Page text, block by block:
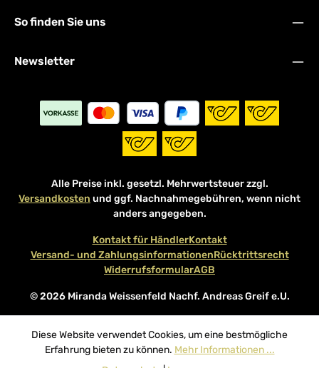
So finden Sie uns
Newsletter
Alle Preise inkl. gesetzl. Mehrwertsteuer zzgl.
Versandkosten und ggf. Nachnahmegebühren, wenn nicht
anders angegeben.
© 2026 Miranda Weissenfeld Nachf. Andreas Greif e.U.
Kontakt für HändlerKontakt
Versand- und ZahlungsinformationenRücktrittsrecht
WiderrufsformularAGB
Diese Website verwendet Cookies, um eine bestmögliche
Erfahrung bieten zu können. Mehr Informationen ...